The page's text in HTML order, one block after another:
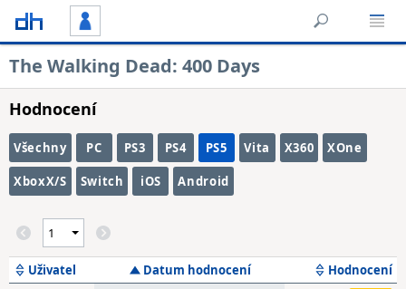
The Walking Dead: 400 Days
Hodnocení
Všechny PC PS3 PS4 PS5 Vita X360 XOne
XboxX/S Switch iOS Android
Uživatel Datum hodnocení
Hodnocení